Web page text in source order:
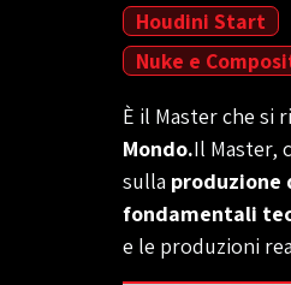
Houdini Start
Nuke e
È il Master che si
Mondo.Il Master,
sulla produzione
fondamentali
e le produzioni